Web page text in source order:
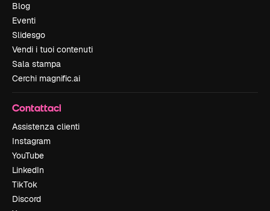
Blog
Eventi
Slidesgo
Vendi i tuoi contenuti
Sala stampa
Cerchi magnific.ai
Contattaci
Assistenza clienti
Instagram
YouTube
LinkedIn
TikTok
Discord